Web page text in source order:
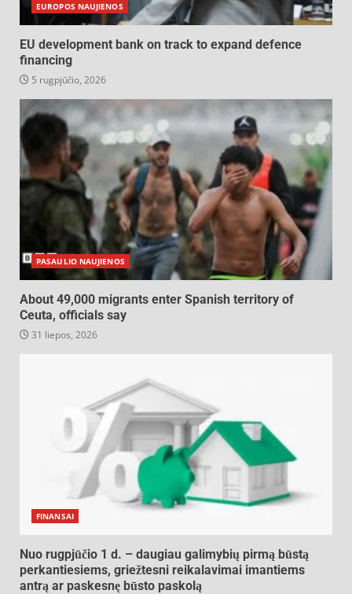
EUROPOS NAUJIENOS
EU development bank on track to expand defence
financing
5 rugpjūčio, 2026
PASAULIO NAUJIENOS
About 49,000 migrants enter Spanish territory of
Ceuta, officials say
31 liepos, 2026
FINANSAI
Nuo rugpjūčio 1 d. – daugiau galimybių pirmą būstą
perkantiesiems, griežtesni reikalavimai imantiems
antrą ar paskesnę būsto paskolą